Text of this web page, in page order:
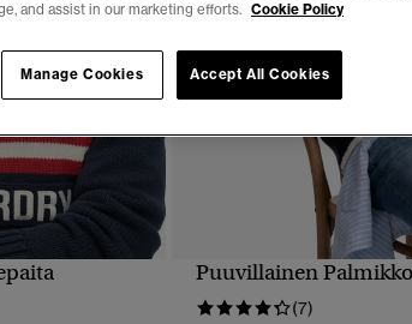
Puuvillainen
(7)
and assist in our marketing efforts. Cookie Policy
Accept All Cookies
Manage Cookies